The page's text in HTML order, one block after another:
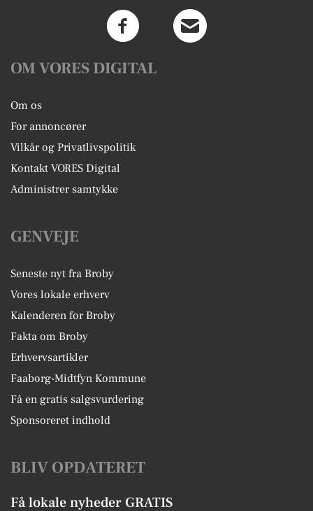
OM VORES DIGITAL
Om os
For annoncører
Vilkår og Privatlivspolitik
Kontakt VORES Digital
Administrer samtykke
GENVEJE
Seneste nyt fra Broby
Vores lokale erhverv
Kalenderen for Broby
Fakta om Broby
Erhvervsartikler
Faaborg-Midtfyn Kommune
Få en gratis salgsvurdering
Sponsoreret indhold
BLIV OPDATERET
Få lokale nyheder GRATIS